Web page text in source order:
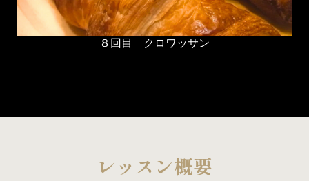
８回目 クロワッサン
レッスン概要